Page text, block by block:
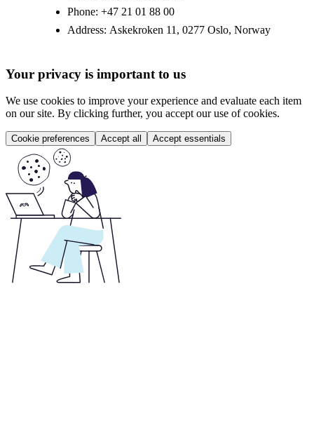
Phone: +47 21 01 88 00
Address: Askekroken 11, 0277 Oslo, Norway
Your privacy is important to us
We use cookies to improve your experience and evaluate each item
on our site. By clicking further, you accept our use of cookies.
Cookie preferences Accept all Accept essentials